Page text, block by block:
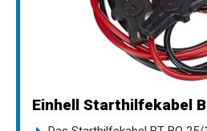
Einhell Starthilfekabel